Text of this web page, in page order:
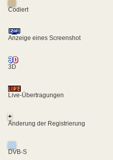
Codiert
Anzeige eines Screenshot
3D
Live-Übertragungen
+
Änderung der Registrierung
DVB-S